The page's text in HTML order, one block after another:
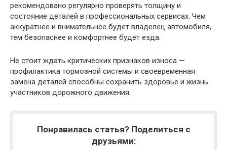
рекомендовано регулярно проверять толщину и
состояние деталей в профессиональных сервисах. Чем
аккуратнее и внимательнее будет владелец автомобиля,
тем безопаснее и комфортнее будет езда.
Не стоит ждать критических признаков износа —
профилактика тормозной системы и своевременная
замена деталей способны сохранить здоровье и жизнь
участников дорожного движения.
Понравилась статья? Поделиться с
друзьями: